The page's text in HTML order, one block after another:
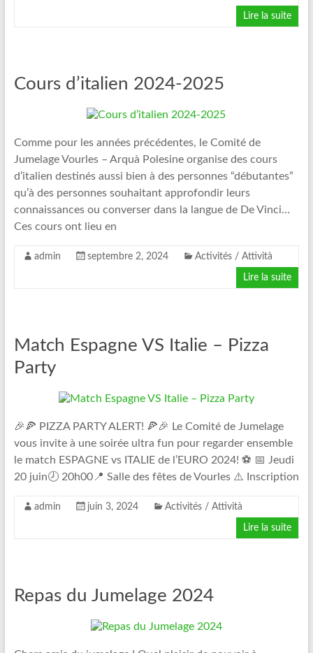
Lire la suite
Cours d’italien 2024-2025
Comme pour les années précédentes, le Comité de
Jumelage Vourles – Arquà Polesine organise des cours
d’italien destinés aussi bien à des personnes “débutantes”
qu’à des personnes souhaitant approfondir leurs
connaissances ou converser dans la langue de De Vinci…
Ces cours ont lieu en
admin septembre 2, 2024 Activités / Attività
Lire la suite
Match Espagne VS Italie – Pizza
Party
🎉🍕 PIZZA PARTY ALERT! 🍕🎉 Le Comité de Jumelage
vous invite à une soirée ultra fun pour regarder ensemble
le match ESPAGNE vs ITALIE de l’EURO 2024! ⚽️ 📅 Jeudi
20 juin🕗 20h00📍 Salle des fêtes de Vourles ⚠️ Inscription
admin juin 3, 2024 Activités / Attività
Lire la suite
Repas du Jumelage 2024